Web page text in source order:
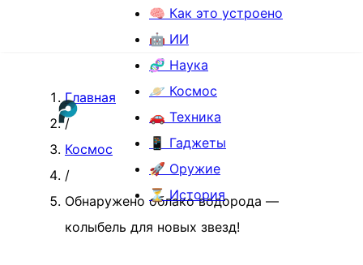
🧠 Как это устроено
🤖 ИИ
🧬 Наука
🪐 Космос
🚗 Техника
📱 Гаджеты
🚀 Оружие
⏳ История
Главная
/
Космос
/
Обнаружено облако водорода —
колыбель для новых звезд!